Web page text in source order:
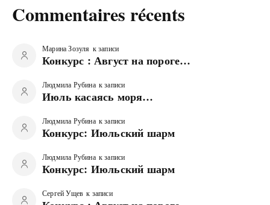
Commentaires récents
Марина Зозуля к записи
Конкурс : Август на пороге…
Людмила Рубина к записи
Июль касаясь моря…
Людмила Рубина к записи
Конкурс: Июльский шарм
Людмила Рубина к записи
Конкурс: Июльский шарм
Сергей Ущев к записи